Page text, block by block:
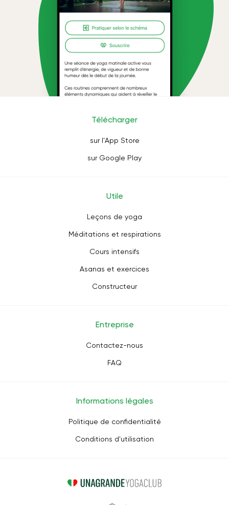
Télécharger
sur l'App Store
sur Google Play
Utile
Leçons de yoga
Méditations et respirations
Cours intensifs
Asanas et exercices
Constructeur
Entreprise
Contactez-nous
FAQ
Informations légales
Politique de confidentialité
Conditions d'utilisation